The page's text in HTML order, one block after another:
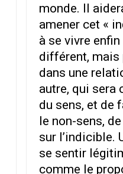
monde. Il
amener cet «
à se vivre
différent, mais
dans une
autre, qui sera
du sens, et de
le non-sens,
sur l’indicible.
se sentir
comme le